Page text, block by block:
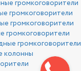
громкоговорители
громкоговорители
громкоговорители
громкоговорители
громкоговорители
колонны